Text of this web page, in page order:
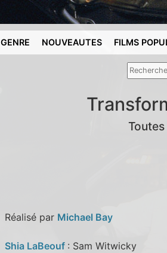
GENRE NOUVEAUTES FILMS
Réalisé par Michael Bay
Shia LaBeouf : Sam Witwicky